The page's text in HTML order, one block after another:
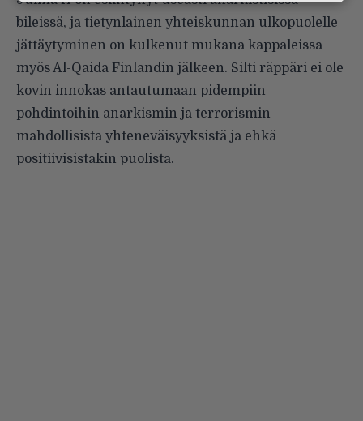
bileissä, ja tietynlainen yhteiskunnan ulkopuolelle
jättäytyminen on kulkenut mukana kappaleissa
myös Al-Qaida Finlandin jälkeen. Silti räppäri ei ole
kovin innokas antautumaan pidempiin
pohdintoihin anarkismin ja terrorismin
mahdollisista yhteneväisyyksistä ja ehkä
positiivisistakin puolista.